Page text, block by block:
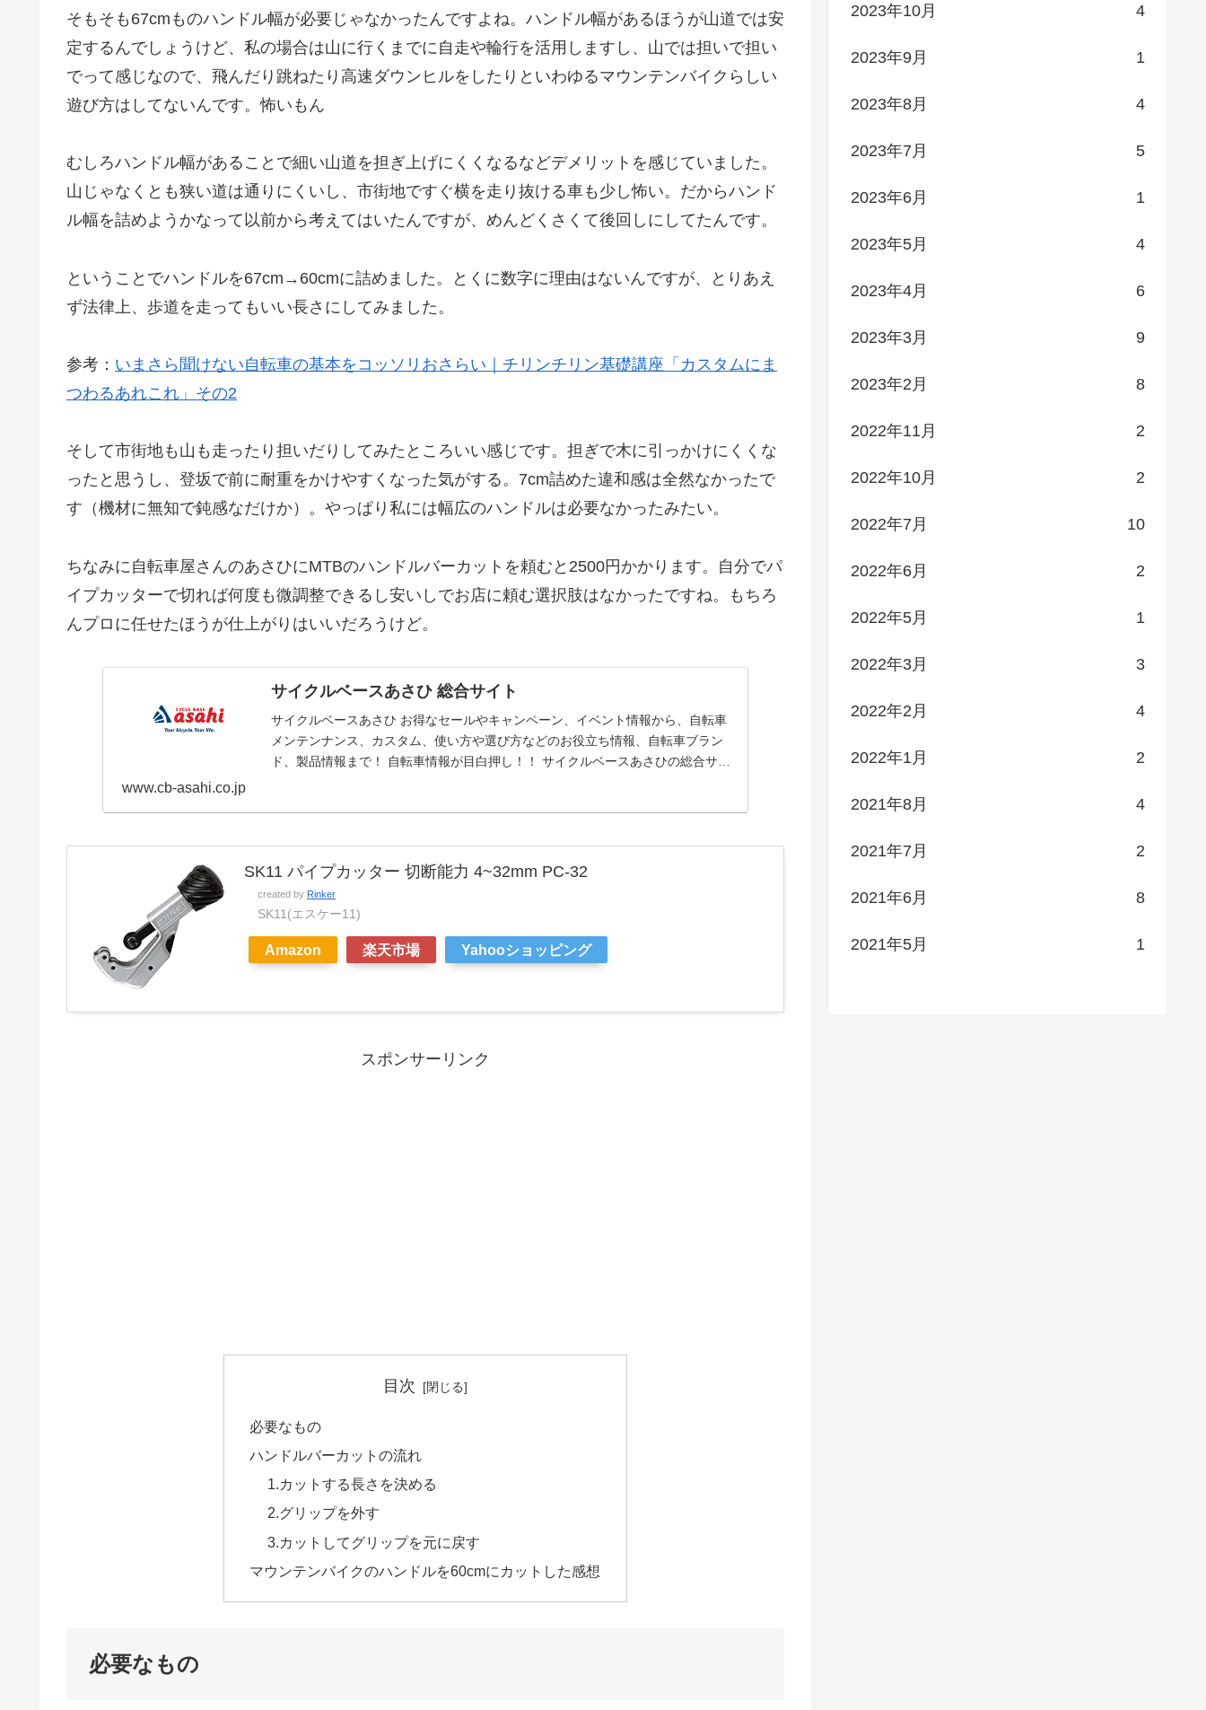
そもそも67cmものハンドル幅が必要じゃなかったんですよね。ハンドル幅があるほうが山道では安
定するんでしょうけど、私の場合は山に行くまでに自走や輪行を活用しますし、山では担いで担い
でって感じなので、飛んだり跳ねたり高速ダウンヒルをしたりといわゆるマウンテンバイクらしい
遊び方はしてないんです。怖いもん
むしろハンドル幅があることで細い山道を担ぎ上げにくくなるなどデメリットを感じていました。
山じゃなくとも狭い道は通りにくいし、市街地ですぐ横を走り抜ける車も少し怖い。だからハンド
ル幅を詰めようかなって以前から考えてはいたんですが、めんどくさくて後回しにしてたんです。
ということでハンドルを67cm→60cmに詰めました。とくに数字に理由はないんですが、とりあえ
ず法律上、歩道を走ってもいい長さにしてみました。
参考： いまさら聞けない自転車の基本をコッソリおさらい｜チリンチリン基礎講座「カスタムにま
つわるあれこれ」その2
そして市街地も山も走ったり担いだりしてみたところいい感じです。担ぎで木に引っかけにくくな
ったと思うし、登坂で前に耐重をかけやすくなった気がする。7cm詰めた違和感は全然なかったで
す（機材に無知で鈍感なだけか）。やっぱり私には幅広のハンドルは必要なかったみたい。
ちなみに自転車屋さんのあさひにMTBのハンドルバーカットを頼むと2500円かかります。自分でパ
イプカッターで切れば何度も微調整できるし安いしでお店に頼む選択肢はなかったですね。もちろ
んプロに任せたほうが仕上がりはいいだろうけど。
サイクルベースあさひ 総合サイト
サイクルベースあさひ お得なセールやキャンペーン、イベント情報から、自転車
メンテンナンス、カスタム、使い方や選び方などのお役立ち情報、自転車ブラン
ド、製品情報まで！ 自転車情報が目白押し！！ サイクルベースあさひの総合サイ
www.cb-asahi.co.jp
SK11 パイプカッター 切断能力 4~32mm PC-32
created by Rinker
SK11(エスケー11)
Amazon 楽天市場 Yahooショッピング
スポンサーリンク
目次
必要なもの
ハンドルバーカットの流れ
1.カットする長さを決める
2.グリップを外す
3.カットしてグリップを元に戻す
マウンテンバイクのハンドルを60cmにカットした感想
必要なもの
2023年10月 4
2023年9月 1
2023年8月 4
2023年7月 5
2023年6月 1
2023年5月 4
2023年4月 6
2023年3月 9
2023年2月 8
2022年11月 2
2022年10月 2
2022年7月 10
2022年6月 2
2022年5月 1
2022年3月 3
2022年2月 4
2022年1月 2
2021年8月 4
2021年7月 2
2021年6月 8
2021年5月 1